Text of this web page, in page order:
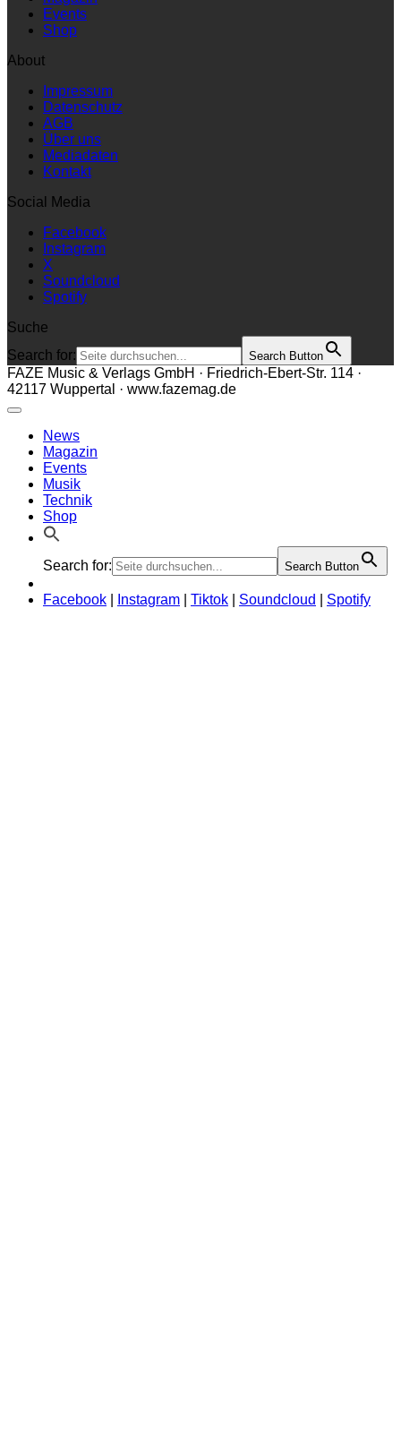
Events
Shop
About
Impressum
Datenschutz
AGB
Über uns
Mediadaten
Kontakt
Social Media
Facebook
Instagram
X
Soundcloud
Spotify
Suche
Search for:
Search Button
FAZE Music & Verlags GmbH · Friedrich-Ebert-Str. 114 ·
42117 Wuppertal · www.fazemag.de
News
Magazin
Events
Musik
Technik
Shop
Search for: Search Button
Facebook Instagram Tiktok Soundcloud Spotify